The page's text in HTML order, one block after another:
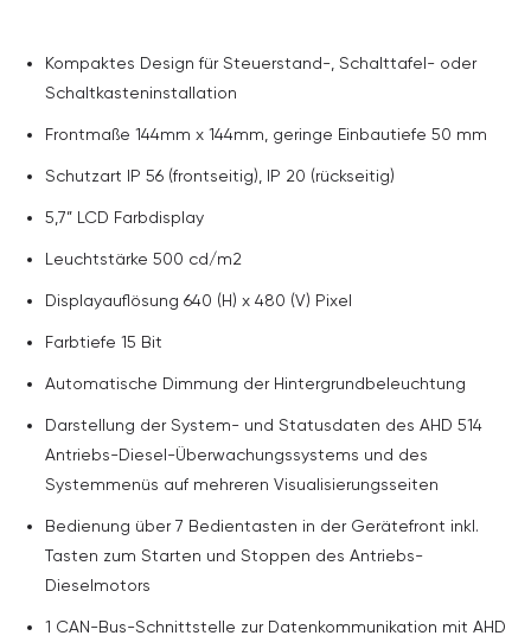
Kompaktes Design für Steuerstand-, Schalttafel- oder
Schaltkasteninstallation
Frontmaße 144mm x 144mm, geringe Einbautiefe 50 mm
Schutzart IP 56 (frontseitig), IP 20 (rückseitig)
5,7” LCD Farbdisplay
Leuchtstärke 500 cd/m2
Displayauflösung 640 (H) x 480 (V) Pixel
Farbtiefe 15 Bit
Automatische Dimmung der Hintergrundbeleuchtung
Darstellung der System- und Statusdaten des AHD 514
Antriebs-Diesel-Überwachungssystems und des
Systemmenüs auf mehreren Visualisierungsseiten
Bedienung über 7 Bedientasten in der Gerätefront inkl.
Tasten zum Starten und Stoppen des Antriebs-
Dieselmotors
1 CAN-Bus-Schnittstelle zur Datenkommunikation mit AHD